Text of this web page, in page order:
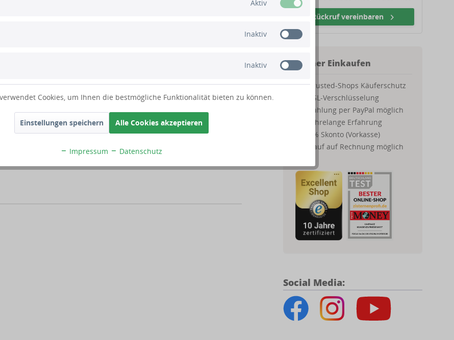
legen!
Rückruf vereinbaren
Sicher Einkaufen
Trusted-Shops Käuferschutz
SSL-Verschlüsselung
Zahlung per PayPal möglich
Jahrelange Erfahrung
2% Skonto (Vorkasse)
Kauf auf Rechnung möglich
Social Media:
Aktiv
Inaktiv
Inaktiv
Cookies, um Ihnen die bestmögliche Funktionalität bieten zu können.
Einstellungen speichern Alle Cookies akzeptieren
Impressum Datenschutz